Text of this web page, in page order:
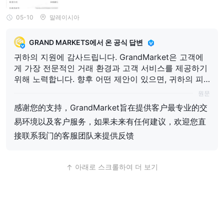
05-10 말레이시아
GRAND MARKETS에서 온 공식 답변
귀하의 지원에 감사드립니다. GrandMarket은 고객에
게 가장 전문적인 거래 환경과 고객 서비스를 제공하기
위해 노력합니다. 향후 어떤 제안이 있으면, 귀하의 피
드백을 제공하기 위해 우리의 고객 서비스 팀에 직접 연
락해 주시기 바랍니다
원문
感谢您的支持，GrandMarket旨在提供客户最专业的交
易环境以及客户服务，如果未来有任何建议，欢迎您直
接联系我门的客服团队来提供反馈
아래로 스크롤하여 더 보기